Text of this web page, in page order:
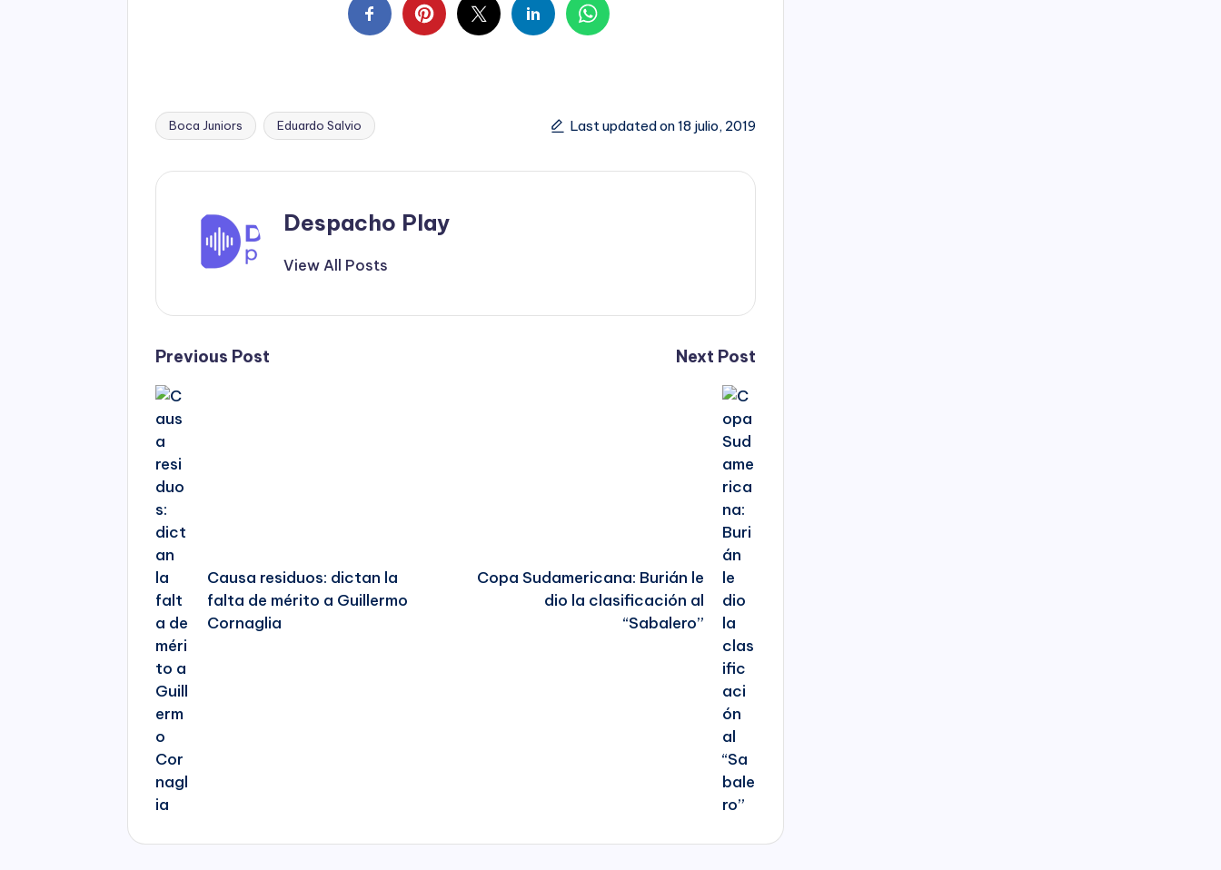
Tags:
Boca Juniors Eduardo Salvio Last updated on 18 julio, 2019
Despacho Play
View All Posts
Post
navigation
Previous Post
Causa residuos: dictan la
falta de mérito a Guillermo
Cornaglia
Next Post
Copa Sudamericana: Burián le
dio la clasificación al
“Sabalero”